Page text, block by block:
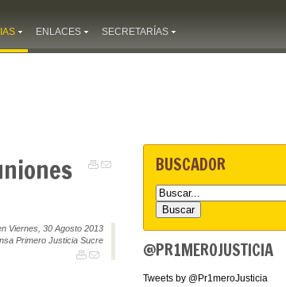
ENLACES SECRETARÍAS
Viernes, 30 Agosto 2013
Primero Justicia Sucre
BUSCADOR
@PR1MEROJUSTICIA
Tweets by @Pr1meroJusticia